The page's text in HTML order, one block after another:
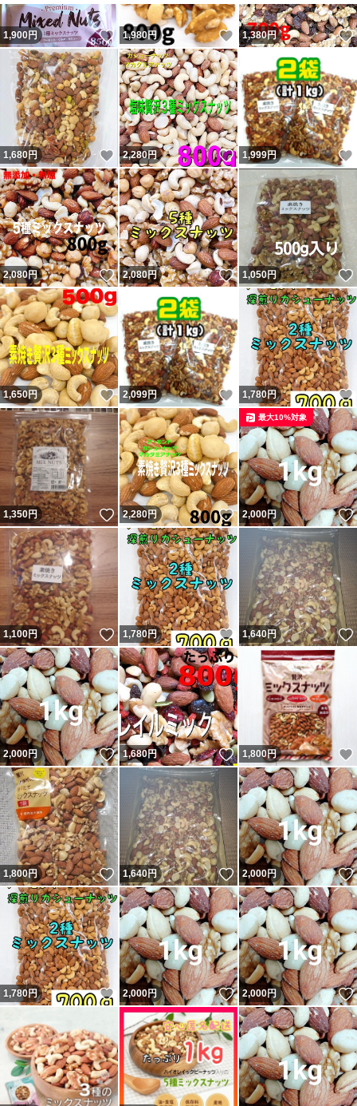
1,900円 いいね！
1,980円 いいね！
1,380円
1,680円 いいね！
2,280円 いいね！
1,999円
2,080円 いいね！
2,080円 いいね！
1,050円
1,650円 いいね！
2,099円 いいね！
1,780円
1,350円 いいね！
2,280円 いいね！
2,000円
最大10%対象
1,100円 いいね！
1,780円 いいね！
1,640円
2,000円 いいね！
1,680円 いいね！
1,800円
1,800円 いいね！
1,640円 いいね！
2,000円
1,780円 いいね！
2,000円 いいね！
2,000円